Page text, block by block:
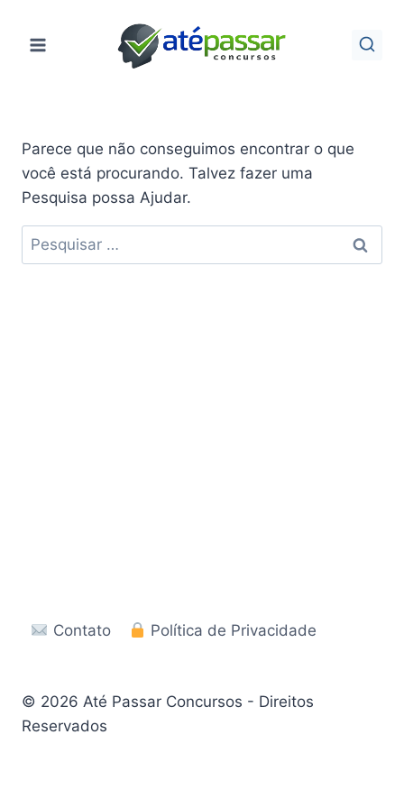
para
Parece que não conseguimos encontrar o que
você está procurando. Talvez fazer uma
Pesquisa possa Ajudar.
Pesquisar
por:
Contato Política de Privacidade
© 2026 Até Passar Concursos - Direitos
Reservados